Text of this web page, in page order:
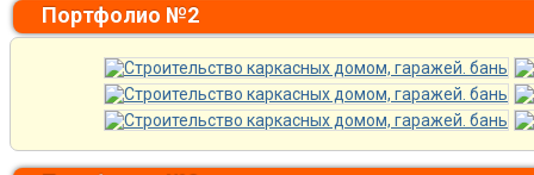
Портфолио №2